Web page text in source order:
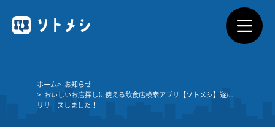
ホーム
お知らせ
おいしいお店探しに使える飲食店検索アプリ【ソトメシ】遂に
リリースしました！